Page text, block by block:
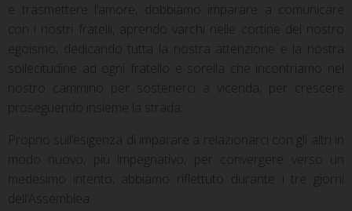
e trasmettere l’amore, dobbiamo imparare a comunicare
con i nostri fratelli, aprendo varchi nelle cortine del nostro
egoismo, dedicando tutta la nostra attenzione e la nostra
sollecitudine ad ogni fratello e sorella che incontriamo nel
nostro cammino per sostenerci a vicenda, per crescere
proseguendo insieme la strada.
Proprio sull’esigenza di imparare a relazionarci con gli altri in
modo nuovo, più impegnativo, per convergere verso un
medesimo intento, abbiamo riflettuto durante i tre giorni
dell’Assemblea.